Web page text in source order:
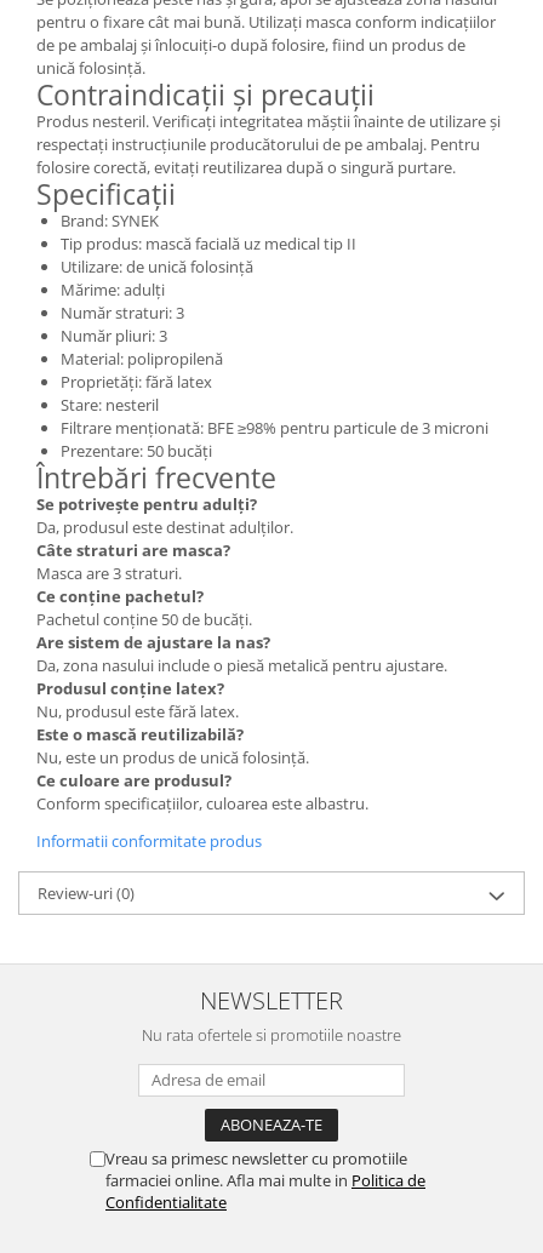
pentru o fixare cât mai bună. Utilizați masca conform indicațiilor
de pe ambalaj și înlocuiți-o după folosire, fiind un produs de
unică folosință.
Contraindicații și precauții
Produs nesteril. Verificați integritatea măștii înainte de utilizare și
respectați instrucțiunile producătorului de pe ambalaj. Pentru
folosire corectă, evitați reutilizarea după o singură purtare.
Specificații
Brand: SYNEK
Tip produs: mască facială uz medical tip II
Utilizare: de unică folosință
Mărime: adulți
Număr straturi: 3
Număr pliuri: 3
Material: polipropilenă
Proprietăți: fără latex
Stare: nesteril
Filtrare menționată: BFE ≥98% pentru particule de 3 microni
Prezentare: 50 bucăți
Întrebări frecvente
Se potrivește pentru adulți?
Da, produsul este destinat adulților.
Câte straturi are masca?
Masca are 3 straturi.
Ce conține pachetul?
Pachetul conține 50 de bucăți.
Are sistem de ajustare la nas?
Da, zona nasului include o piesă metalică pentru ajustare.
Produsul conține latex?
Nu, produsul este fără latex.
Este o mască reutilizabilă?
Nu, este un produs de unică folosință.
Ce culoare are produsul?
Conform specificațiilor, culoarea este albastru.
Informatii conformitate produs
Review-uri(0)
NEWSLETTER
Nu rata ofertele si promotiile noastre
Vreau sa primesc newsletter cu promotiile
farmaciei online. Afla mai multe in Politica de
Confidentialitate